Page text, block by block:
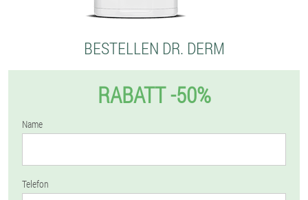
BESTELLEN DR. DERM
RABATT -50%
Name
Telefon